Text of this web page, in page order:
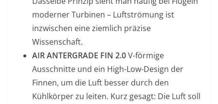
moderner Turbinen – Luftströmung ist
inzwischen eine ziemlich präzise
Wissenschaft.
AIR ANTERGRADE FIN 2.0V-förmige
Ausschnitte und ein High-Low-Design der
Finnen, um die Luft besser durch den
Kühlkörper zu leiten. Kurz gesagt: Die Luft soll